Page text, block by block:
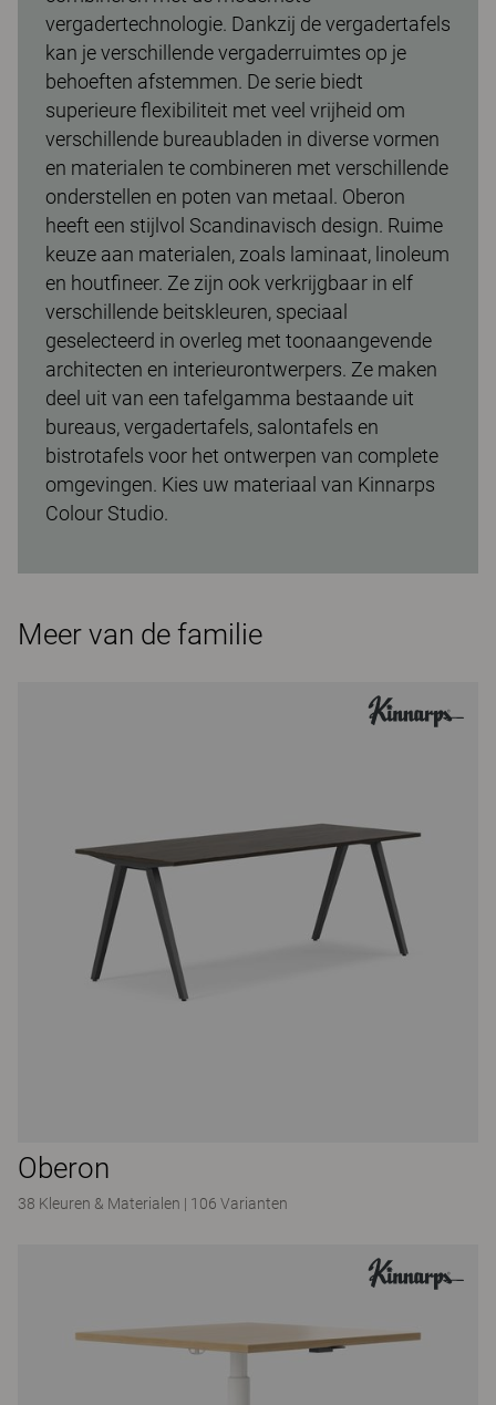
vergadertechnologie. Dankzij de vergadertafels
kan je verschillende vergaderruimtes op je
behoeften afstemmen. De serie biedt
superieure flexibiliteit met veel vrijheid om
verschillende bureaubladen in diverse vormen
en materialen te combineren met verschillende
onderstellen en poten van metaal. Oberon
heeft een stijlvol Scandinavisch design. Ruime
keuze aan materialen, zoals laminaat, linoleum
en houtfineer. Ze zijn ook verkrijgbaar in elf
verschillende beitskleuren, speciaal
geselecteerd in overleg met toonaangevende
architecten en interieurontwerpers. Ze maken
deel uit van een tafelgamma bestaande uit
bureaus, vergadertafels, salontafels en
bistrotafels voor het ontwerpen van complete
omgevingen. Kies uw materiaal van Kinnarps
Colour Studio.
Meer van de familie
Oberon
38 Kleuren & Materialen | 106 Varianten